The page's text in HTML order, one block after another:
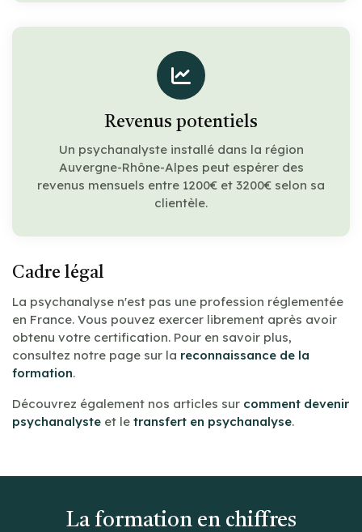
Revenus potentiels
Un psychanalyste installé dans la région
Auvergne-Rhône-Alpes peut espérer des
revenus mensuels entre 1200€ et 3200€ selon sa
clientèle.
Cadre légal
La psychanalyse n'est pas une profession réglementée
en France. Vous pouvez exercer librement après avoir
obtenu votre certification. Pour en savoir plus,
consultez notre page sur la reconnaissance de la
formation.
Découvrez également nos articles sur comment devenir
psychanalyste et le transfert en psychanalyse.
La formation en chiffres